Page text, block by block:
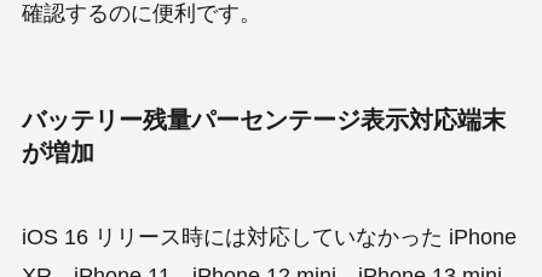
確認するのに便利です。
バッテリー残量パーセンテージ表示対応端末
が増加
iOS 16 リリース時には対応していなかった iPhone